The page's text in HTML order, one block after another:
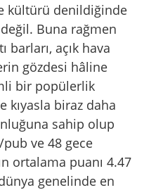
kültürü denildiğinde
Buna rağmen
barları, açık hava
gözdesi hâline
bir popülerlik
kıyasla biraz daha
sahip olup
ve 48 gece
ortalama puanı 4.47
genelinde en